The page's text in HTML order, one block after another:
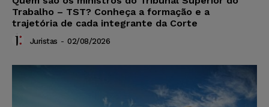
Trabalho – TST? Conheça a formação e a
trajetória de cada integrante da Corte
Juristas - 02/08/2026